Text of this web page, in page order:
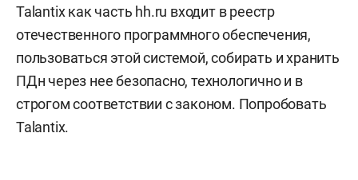
Talantix как часть hh.ru входит в реестр
отечественного программного обеспечения,
пользоваться этой системой, собирать и хранить
ПДн через нее безопасно, технологично и в
строгом соответствии с законом. Попробовать
Talantix.